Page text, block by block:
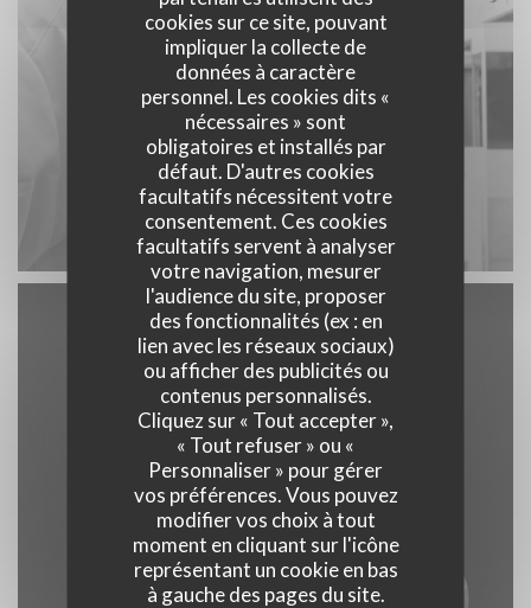
cookies sur ce site, pouvant
impliquer la collecte de
données à caractère
personnel. Les cookies dits «
nécessaires » sont
obligatoires et installés par
défaut. D'autres cookies
facultatifs nécessitent votre
consentement. Ces cookies
facultatifs servent à analyser
votre navigation, mesurer
l'audience du site, proposer
des fonctionnalités (ex : en
lien avec les réseaux sociaux)
ou afficher des publicités ou
contenus personnalisés.
Cliquez sur « Tout accepter »,
« Tout refuser » ou «
Personnaliser » pour gérer
vos préférences. Vous pouvez
modifier vos choix à tout
moment en cliquant sur l'icône
représentant un cookie en bas
à gauche des pages du site.